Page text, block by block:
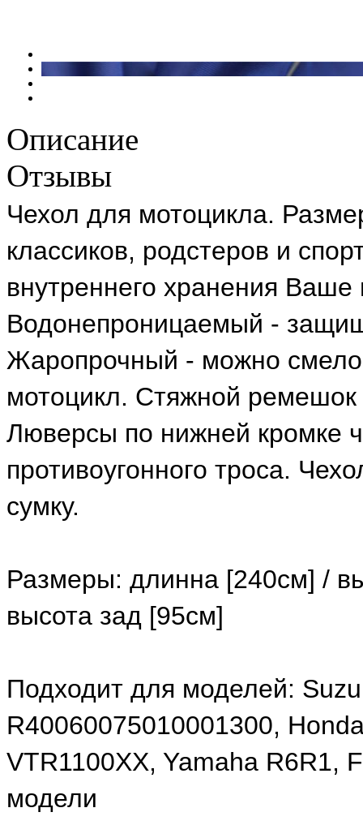
Описание
Отзывы
Чехол для мотоцикла.
классиков, родстеров и
внутреннего хранения Ваше
Водонепроницаемый -
Жаропрочный - можно смело
мотоцикл. Стяжной ремешок
Люверсы по нижней кромке
противоугонного троса.
сумку.
Размеры: длинна [240см] /
высота зад [95см]
Подходит для моделей:
R40060075010001300,
VTR1100XX, Yamaha R6R1,
модели